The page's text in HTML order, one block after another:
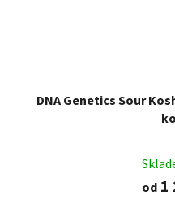
DNA Genetics Sour
od 1